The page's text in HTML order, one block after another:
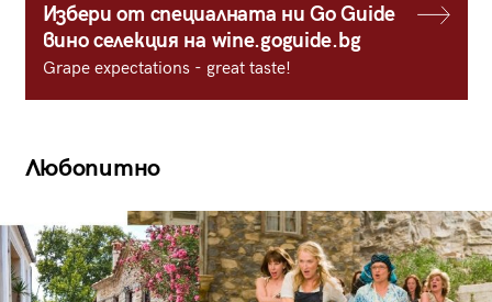
Избери от специалната ни Go Guide
вино селекция на wine.goguide.bg
Grape expectations - great taste!
Любопитно